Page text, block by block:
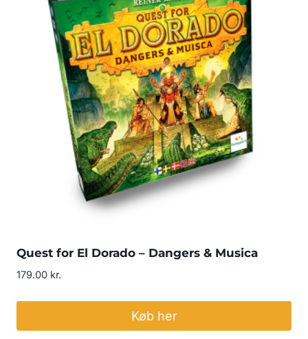
Quest for El Dorado – Dangers & Musica
179.00 kr.
Køb her